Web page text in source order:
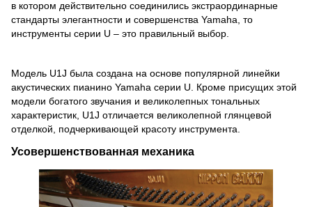
в котором действительно соединились экстраординарные
стандарты элегантности и совершенства Yamaha, то
инструменты серии U – это правильный выбор.
Модель U1J была создана на основе популярной линейки
акустических пианино Yamaha серии U. Кроме присущих этой
модели богатого звучания и великолепных тональных
характеристик, U1J отличается великолепной глянцевой
отделкой, подчеркивающей красоту инструмента.
Усовершенствованная механика